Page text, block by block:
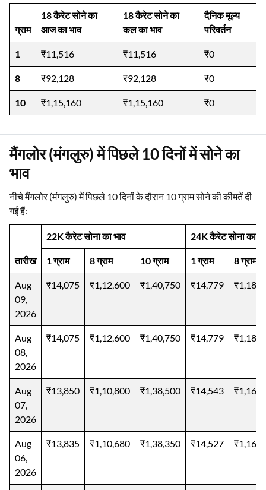
ग्राम
18 कैरेट सोने का
आज का भाव
18 कैरेट सोने का
कल का भाव
दैनिक मूल्य
परिवर्तन
1 ₹11,516 ₹11,516 ₹0
8 ₹92,128 ₹92,128 ₹0
10 ₹1,15,160 ₹1,15,160 ₹0
मैंगलोर (मंगलुरु) में पिछले 10 दिनों में सोने का
भाव
नीचे मैंगलोर (मंगलुरु) में पिछले 10 दिनों के दौरान 10 ग्राम सोने की कीमतें दी
गई हैं:
तारीख
22K कैरेट सोना का भाव 24K कैरेट सोना का
1 ग्राम 8 ग्राम 10 ग्राम 1 ग्राम 8 ग्राम
Aug
09,
2026
₹14,075 ₹1,12,600 ₹1,40,750 ₹14,779
Aug
08,
2026
₹14,075 ₹1,12,600 ₹1,40,750 ₹14,779
Aug
07,
2026
₹13,850 ₹1,10,800 ₹1,38,500 ₹14,543
Aug
06,
2026
₹13,835 ₹1,10,680 ₹1,38,350 ₹14,527